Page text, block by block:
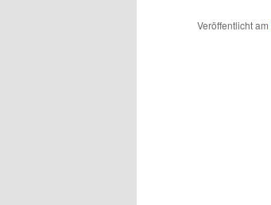
Inhalt
Veröffentlicht am